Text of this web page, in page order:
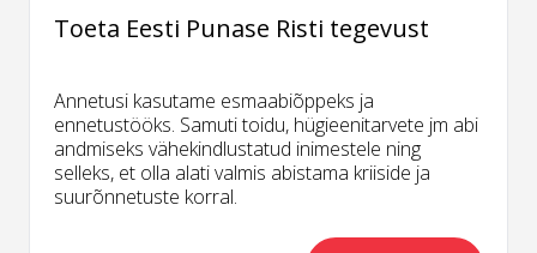
Toeta Eesti Punase Risti tegevust
Annetusi kasutame esmaabiõppeks ja
ennetustööks. Samuti toidu, hügieenitarvete jm abi
andmiseks vähekindlustatud inimestele ning
selleks, et olla alati valmis abistama kriiside ja
suurõnnetuste korral.